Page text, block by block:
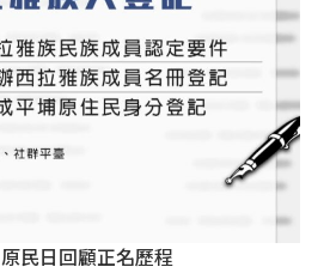
民日回顧正名歷程